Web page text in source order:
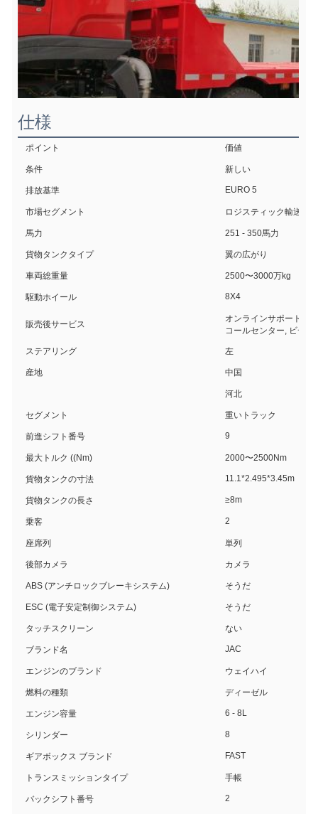
仕様
ポイント 価値
条件 新しい
排放基準 EURO 5
市場セグメント ロジスティック輸送
馬力 251 - 350馬力
貨物タンクタイプ 翼の広がり
車両総重量 2500〜3000万kg
駆動ホイール 8X4
販売後サービス
オンラインサポート,
コールセンター, ビデ
ステアリング 左
産地 中国
河北
セグメント 重いトラック
前進シフト番号 9
最大トルク ((Nm) 2000〜2500Nm
貨物タンクの寸法 11.1*2.495*3.45m
貨物タンクの長さ ≥8m
乗客 2
座席列 単列
後部カメラ カメラ
ABS (アンチロックブレーキシステム) そうだ
ESC (電子安定制御システム) そうだ
タッチスクリーン ない
ブランド名 JAC
エンジンのブランド ウェイハイ
燃料の種類 ディーゼル
エンジン容量 6 - 8L
シリンダー 8
ギアボックス ブランド FAST
トランスミッションタイプ 手帳
バックシフト番号 2